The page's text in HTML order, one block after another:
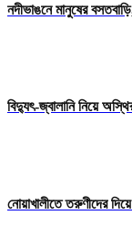
নদীভাঙনে মানুষের
বিদ্যুৎ-জ্বালানি নিয়ে
নোয়াখালীতে তরুণীদের